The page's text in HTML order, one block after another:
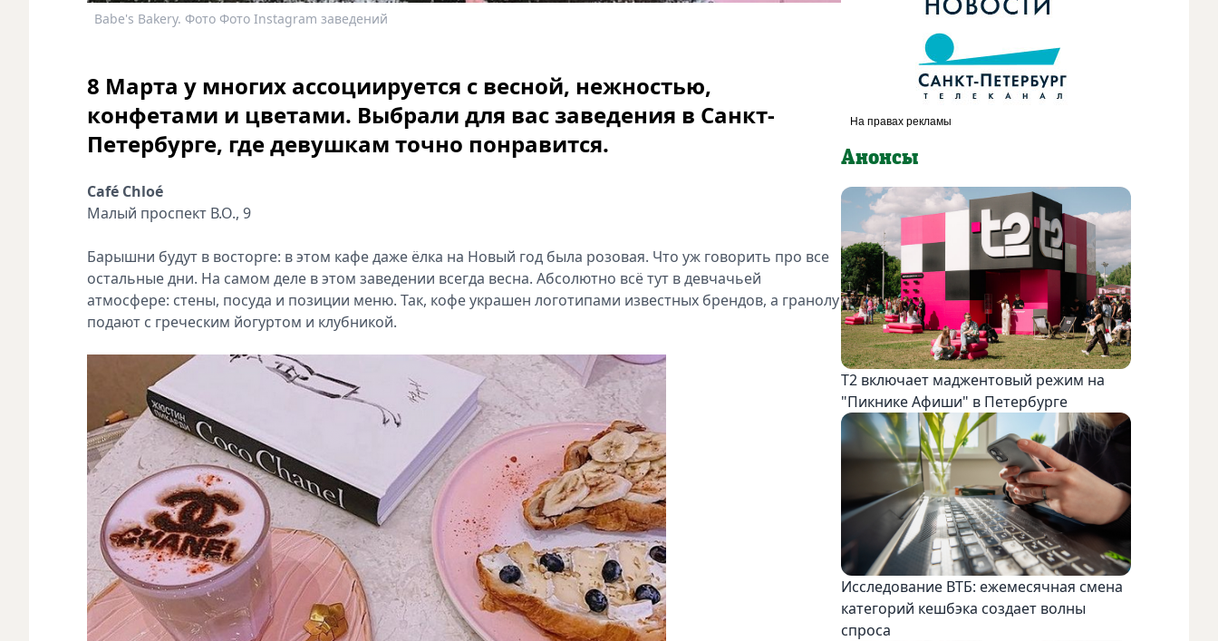
Babe's Bakery. Фото Фото Instagram заведений
8 Марта у многих ассоциируется с весной, нежностью,
конфетами и цветами. Выбрали для вас заведения в Санкт-
Петербурге, где девушкам точно понравится.
Café Chloé
Малый проспект В.О., 9
Барышни будут в восторге: в этом кафе даже ёлка на Новый год была розовая. Что уж говорить про все
остальные дни. На самом деле в этом заведении всегда весна. Абсолютно всё тут в девчачьей
атмосфере: стены, посуда и позиции меню. Так, кофе украшен логотипами известных брендов, а гранолу
подают с греческим йогуртом и клубникой.
Анонсы
Т2 включает маджентовый режим на
"Пикнике Афиши" в Петербурге
Исследование ВТБ: ежемесячная смена
категорий кешбэка создает волны
спроса